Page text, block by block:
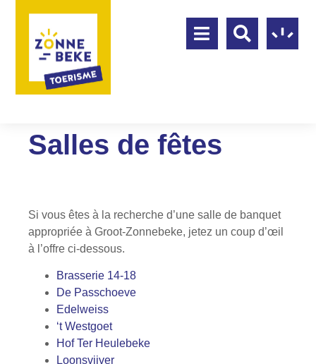
Salles de fêtes
Si vous êtes à la recherche d’une salle de banquet
appropriée à Groot-Zonnebeke, jetez un coup d’œil
à l’offre ci-dessous.
Brasserie 14-18
De Passchoeve
Edelweiss
‘t Westgoet
Hof Ter Heulebeke
Loonsvijver